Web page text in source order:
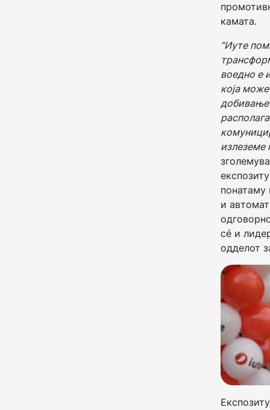
камата.
”Иуте
воедно е
која
добивање
излеземе
понатаму
и
сé и
одделот